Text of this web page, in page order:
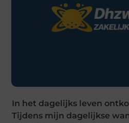
In het dagelijks leven
Tijdens mijn dagelijkse